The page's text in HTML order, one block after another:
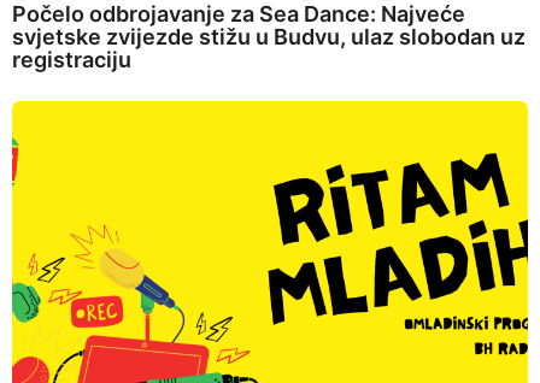
Počelo odbrojavanje za Sea Dance: Najveće
svjetske zvijezde stižu u Budvu, ulaz slobodan uz
registraciju